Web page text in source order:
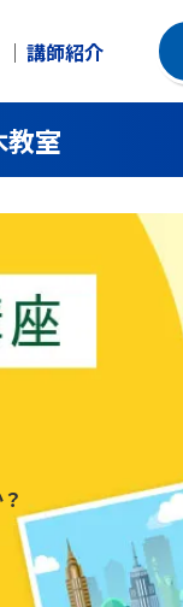
講師紹介
室